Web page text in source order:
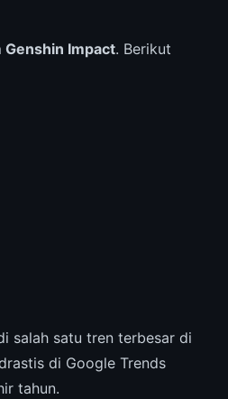
Genshin Impact. Berikut
salah satu tren terbesar di
di Google Trends
tahun.